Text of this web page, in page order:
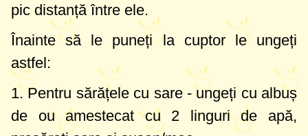
pic distanță între ele.
Înainte să le puneți la cuptor le ungeți
astfel:
1. Pentru sărățele cu sare - ungeți cu albuș
de ou amestecat cu 2 linguride apă,